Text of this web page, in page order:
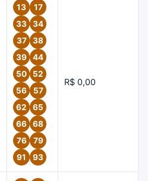
13
17
33
34
37
38
39
44
50
52
56
57
62
65
66
68
76
79
91
93
R$ 0,00